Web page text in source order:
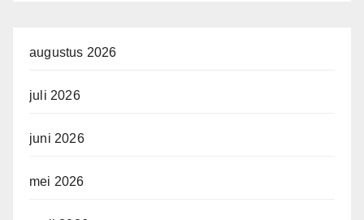
augustus 2026
juli 2026
juni 2026
mei 2026